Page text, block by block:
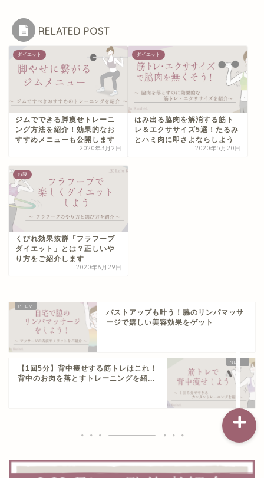
RELATED POST
ダイエット
ジムでできる脚痩せトレーニ
ング方法を紹介！効果的なお
すすめメニューも公開します
2020年3月2日
ダイエット
はみ出る脇肉を解消する筋ト
レ＆エクササイズ5選！たるみ
とハミ肉に即さよならしよう
2020年5月20日
お腹
くびれ効果抜群「フラフープ
ダイエット」とは？正しいや
り方をご紹介します
2020年6月29日
バストアップも叶う！脇のリンパマッサ
ージで嬉しい美容効果をゲット
【1回5分】背中痩せする筋トレはこれ！
背中のお肉を落とすトレーニングを紹...
バストアップ（育乳）